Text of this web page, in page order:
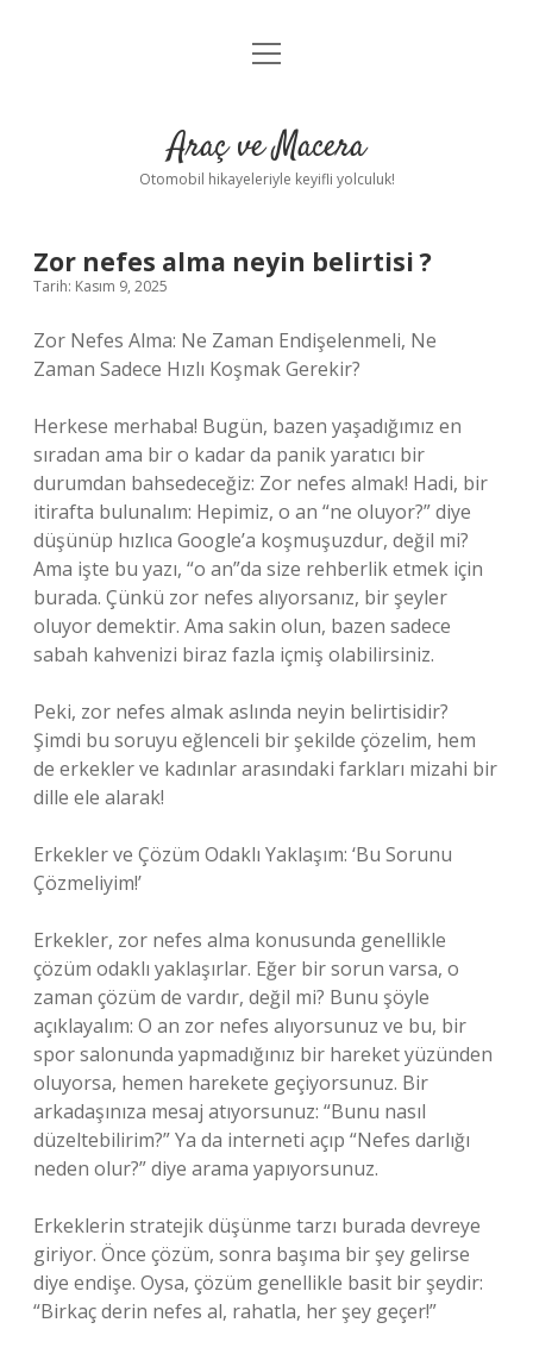
Anasayfa
Yasal Uyarı
menüyü
Araç ve Macera
Otomobil hikayeleriyle keyifli yolculuk!
Zor nefes alma neyin belirtisi ?
Tarih: Kasım 9, 2025
Zor Nefes Alma: Ne Zaman Endişelenmeli, Ne
Zaman Sadece Hızlı Koşmak Gerekir?
Herkese merhaba! Bugün, bazen yaşadığımız en
sıradan ama bir o kadar da panik yaratıcı bir
durumdan bahsedeceğiz: Zor nefes almak! Hadi, bir
itirafta bulunalım: Hepimiz, o an “ne oluyor?” diye
düşünüp hızlıca Google’a koşmuşuzdur, değil mi?
Ama işte bu yazı, “o an”da size rehberlik etmek için
burada. Çünkü zor nefes alıyorsanız, bir şeyler
oluyor demektir. Ama sakin olun, bazen sadece
sabah kahvenizi biraz fazla içmiş olabilirsiniz.
Peki, zor nefes almak aslında neyin belirtisidir?
Şimdi bu soruyu eğlenceli bir şekilde çözelim, hem
de erkekler ve kadınlar arasındaki farkları mizahi bir
dille ele alarak!
Erkekler ve Çözüm Odaklı Yaklaşım: ‘Bu Sorunu
Çözmeliyim!’
Erkekler, zor nefes alma konusunda genellikle
çözüm odaklı yaklaşırlar. Eğer bir sorun varsa, o
zaman çözüm de vardır, değil mi? Bunu şöyle
açıklayalım: O an zor nefes alıyorsunuz ve bu, bir
spor salonunda yapmadığınız bir hareket yüzünden
oluyorsa, hemen harekete geçiyorsunuz. Bir
arkadaşınıza mesaj atıyorsunuz: “Bunu nasıl
düzeltebilirim?” Ya da interneti açıp “Nefes darlığı
neden olur?” diye arama yapıyorsunuz.
Erkeklerin stratejik düşünme tarzı burada devreye
giriyor. Önce çözüm, sonra başıma bir şey gelirse
diye endişe. Oysa, çözüm genellikle basit bir şeydir:
“Birkaç derin nefes al, rahatla, her şey geçer!”